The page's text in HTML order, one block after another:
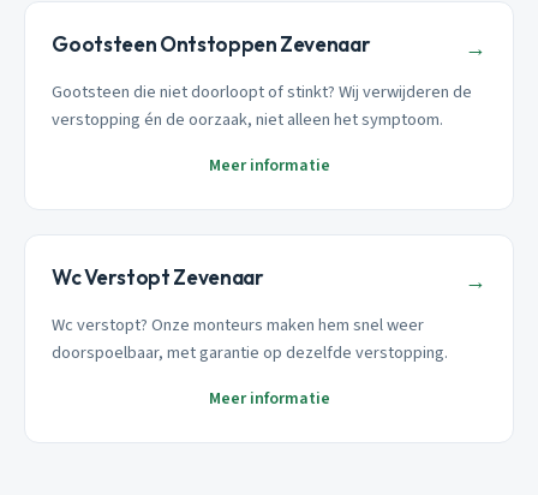
Gootsteen Ontstoppen Zevenaar →
Gootsteen die niet doorloopt of stinkt? Wij verwijderen de
verstopping én de oorzaak, niet alleen het symptoom.
Meer informatie
Wc Verstopt Zevenaar →
Wc verstopt? Onze monteurs maken hem snel weer
doorspoelbaar, met garantie op dezelfde verstopping.
Meer informatie